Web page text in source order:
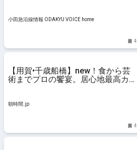
小田急沿線情報 ODAKYU VOICE home
4
【用賀•千歳船橋】new！食から芸
術までプロの饗宴。居心地最高カフ
朝時間.jp
4